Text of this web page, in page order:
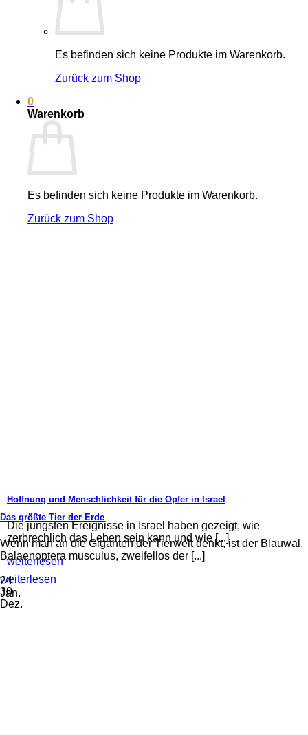
Es befinden sich keine Produkte im Warenkorb.
Zurück zum Shop
0
Warenkorb
Es befinden sich keine Produkte im Warenkorb.
Zurück zum Shop
Das größte Tier der Erde
Wenn man an die Giganten der Tierwelt denkt, ist der Blauwal,
Balaenoptera musculus, zweifellos der [...]
weiterlesen
30
Dez.
Hoffnung und Menschlichkeit für die Opfer in Israel
Die jüngsten Ereignisse in Israel haben gezeigt, wie
zerbrechlich das Leben sein kann und wie [...]
weiterlesen
24
Jan.